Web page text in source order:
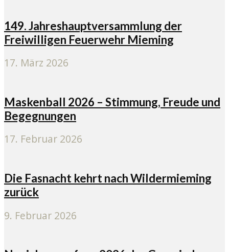
149. Jahreshauptversammlung der
Freiwilligen Feuerwehr Mieming
17. März 2026
Maskenball 2026 – Stimmung, Freude und
Begegnungen
17. Februar 2026
Die Fasnacht kehrt nach Wildermieming
zurück
9. Februar 2026